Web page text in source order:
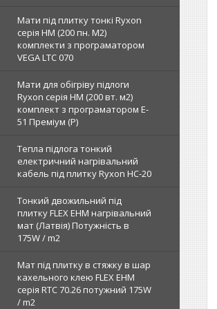
Мати під плитку тонкі Ryxon
серія НМ (200 пн. М2)
комплекти з програматором
VEGA LTC 070
Мати для обігріву підлоги
Ryxon серія НМ (200 вт. м2)
комплект з програматором E-
51 Преміум (Р)
Тепла підлога тонкий
електричний нагрівальний
кабель під плитку Ryxon HC-20
Тонкий двожильний під
плитку FLEX EHM нагрівальний
мат (Латвія) Потужність в
175W / m2
Мат під плитку в стяжку в шар
кахельного клею FLEX EHM
серія RTC 70.26 потужний 175W
/ m2